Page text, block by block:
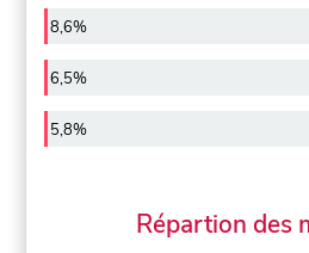
8,6%
6,5%
5,8%
Répartion des